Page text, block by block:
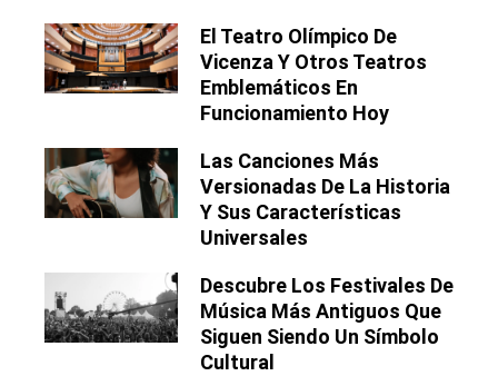
El Teatro Olímpico De
Vicenza Y Otros Teatros
Emblemáticos En
Funcionamiento Hoy
Las Canciones Más
Versionadas De La Historia
Y Sus Características
Universales
Descubre Los Festivales De
Música Más Antiguos Que
Siguen Siendo Un Símbolo
Cultural